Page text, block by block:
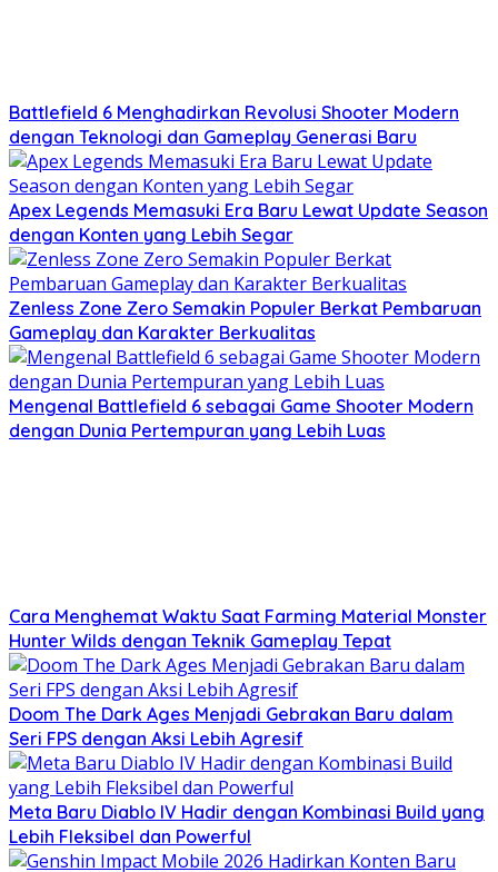
Battlefield 6 Menghadirkan Revolusi Shooter Modern
dengan Teknologi dan Gameplay Generasi Baru
Apex Legends Memasuki Era Baru Lewat Update Season
dengan Konten yang Lebih Segar
Zenless Zone Zero Semakin Populer Berkat Pembaruan
Gameplay dan Karakter Berkualitas
Mengenal Battlefield 6 sebagai Game Shooter Modern
dengan Dunia Pertempuran yang Lebih Luas
Cara Menghemat Waktu Saat Farming Material Monster
Hunter Wilds dengan Teknik Gameplay Tepat
Doom The Dark Ages Menjadi Gebrakan Baru dalam
Seri FPS dengan Aksi Lebih Agresif
Meta Baru Diablo IV Hadir dengan Kombinasi Build yang
Lebih Fleksibel dan Powerful